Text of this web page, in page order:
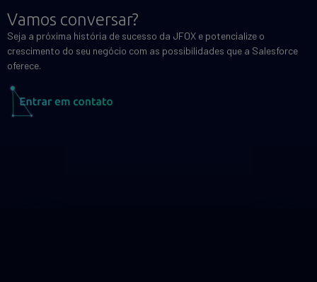
Vamos conversar?
Seja a próxima história de sucesso da JFOX e potencialize o
crescimento do seu negócio com as possibilidades que a Salesforce
oferece.